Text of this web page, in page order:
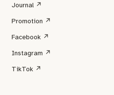
Journal ↗
Promotion ↗
Facebook ↗
Instagram ↗
TikTok ↗